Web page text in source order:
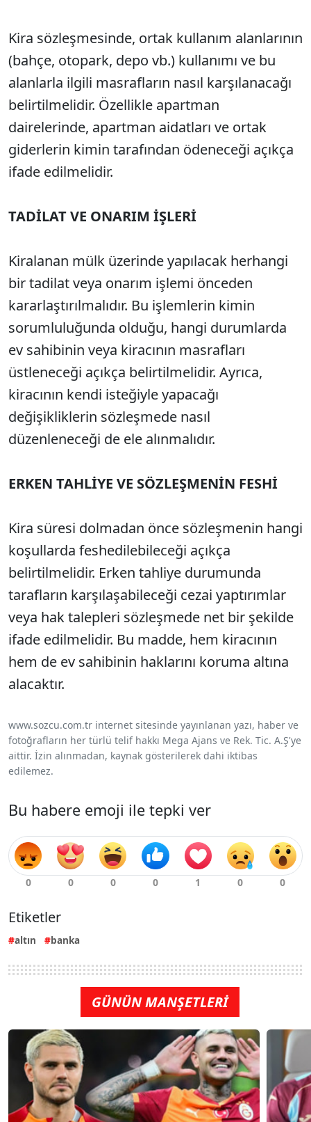
Kira sözleşmesinde, ortak kullanım alanlarının
(bahçe, otopark, depo vb.) kullanımı ve bu
alanlarla ilgili masrafların nasıl karşılanacağı
belirtilmelidir. Özellikle apartman
dairelerinde, apartman aidatları ve ortak
giderlerin kimin tarafından ödeneceği açıkça
ifade edilmelidir.
TADİLAT VE ONARIM İŞLERİ
Kiralanan mülk üzerinde yapılacak herhangi
bir tadilat veya onarım işlemi önceden
kararlaştırılmalıdır. Bu işlemlerin kimin
sorumluluğunda olduğu, hangi durumlarda
ev sahibinin veya kiracının masrafları
üstleneceği açıkça belirtilmelidir. Ayrıca,
kiracının kendi isteğiyle yapacağı
değişikliklerin sözleşmede nasıl
düzenleneceği de ele alınmalıdır.
ERKEN TAHLİYE VE SÖZLEŞMENİN FESHİ
Kira süresi dolmadan önce sözleşmenin hangi
koşullarda feshedilebileceği açıkça
belirtilmelidir. Erken tahliye durumunda
tarafların karşılaşabileceği cezai yaptırımlar
veya hak talepleri sözleşmede net bir şekilde
ifade edilmelidir. Bu madde, hem kiracının
hem de ev sahibinin haklarını koruma altına
alacaktır.
www.sozcu.com.tr internet sitesinde yayınlanan yazı, haber ve
fotoğrafların her türlü telif hakkı Mega Ajans ve Rek. Tic. A.Ş'ye
aittir. İzin alınmadan, kaynak gösterilerek dahi iktibas
edilemez.
Bu habere emoji ile tepki ver
Etiketler
altın banka
GÜNÜN MANŞETLERİ